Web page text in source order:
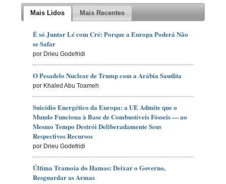
Mais Lidos Mais Recentes
É só Juntar Lé com Cré: Porque a Europa Poderá Não
se Safar
por Drieu Godefridi
O Pesadelo Nuclear de Trump com a Arábia Saudita
por Khaled Abu Toameh
Suicídio Energético da Europa: a UE Admite que o
Mundo Funciona à Base de Combustíveis Fósseis — ao
Mesmo Tempo Destrói Deliberadamente Seus
Respectivos Recursos
por Drieu Godefridi
Última Tramoia do Hamas: Deixar o Governo,
Resguardar as Armas